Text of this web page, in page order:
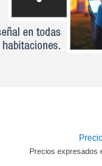
Precios expresados